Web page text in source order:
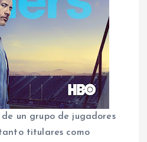
un grupo de jugadores
titulares como